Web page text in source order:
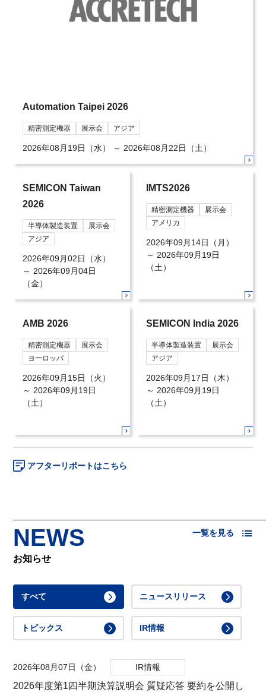
Automation Taipei 2026
精密測定機器 展示会 アジア
2026年08月19日（水） ～2026年08月22日（土）
SEMICON Taiwan
2026
半導体製造装置
展示会
アジア
2026年09月02日（水）
～2026年09月04日
（金）
IMTS2026
精密測定機器
展示会
アメリカ
2026年09月14日（月）
～ 2026年09月19日
（土）
AMB 2026
精密測定機器
展示会
ヨーロッパ
2026年09月15日（火）
～2026年09月19日
（土）
SEMICON India 2026
半導体製造装置
展示会
アジア
2026年09月17日（木）
～ 2026年09月19日
（土）
アフターリポートはこちら
NEWS
お知らせ
一覧を見る
すべて ニュースリリース
トピックス IR情報
2026年08月07日（金） IR情報
2026年度第1四半期決算説明会 質疑応答 要約を公開し